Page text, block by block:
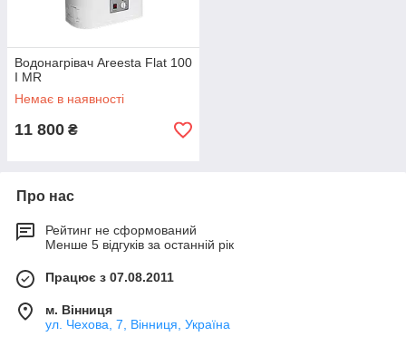
Водонагрівач Areesta Flat 100
I MR
Немає в наявності
11 800 ₴
Про нас
Рейтинг не сформований
Менше 5 відгуків за останній рік
Працює з 07.08.2011
м. Вінниця
ул. Чехова, 7, Вінниця, Україна